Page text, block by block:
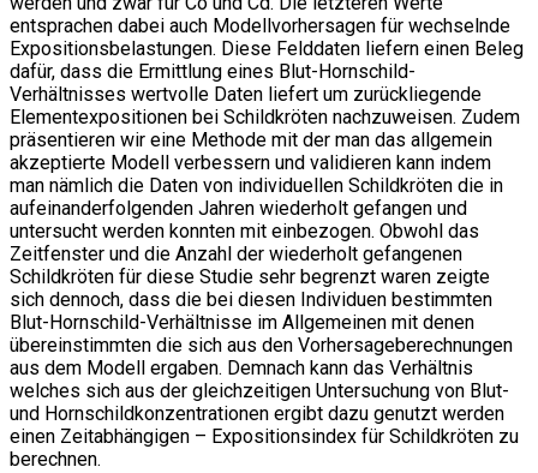
entsprachen dabei auch Modellvorhersagen für wechselnde
Expositionsbelastungen. Diese Felddaten liefern einen Beleg
dafür, dass die Ermittlung eines Blut-Hornschild-
Verhältnisses wertvolle Daten liefert um zurückliegende
Elementexpositionen bei Schildkröten nachzuweisen. Zudem
präsentieren wir eine Methode mit der man das allgemein
akzeptierte Modell verbessern und validieren kann indem
man nämlich die Daten von individuellen Schildkröten die in
aufeinanderfolgenden Jahren wiederholt gefangen und
untersucht werden konnten mit einbezogen. Obwohl das
Zeitfenster und die Anzahl der wiederholt gefangenen
Schildkröten für diese Studie sehr begrenzt waren zeigte
sich dennoch, dass die bei diesen Individuen bestimmten
Blut-Hornschild-Verhältnisse im Allgemeinen mit denen
übereinstimmten die sich aus den Vorhersageberechnungen
aus dem Modell ergaben. Demnach kann das Verhältnis
welches sich aus der gleichzeitigen Untersuchung von Blut-
und Hornschildkonzentrationen ergibt dazu genutzt werden
einen Zeitabhängigen – Expositionsindex für Schildkröten zu
berechnen.